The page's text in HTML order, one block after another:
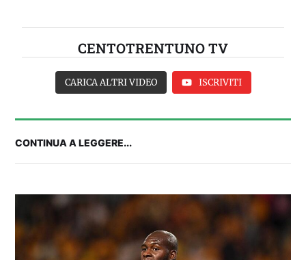
CENTOTRENTUNO TV
2° TROFEO RIVA | CAGLIARI-NIZZA, IL PRE-
PARTITA: le ultime dall'Unipol Domus
CARICA ALTRI VIDEO ISCRIVITI
CONTINUA A LEGGERE...